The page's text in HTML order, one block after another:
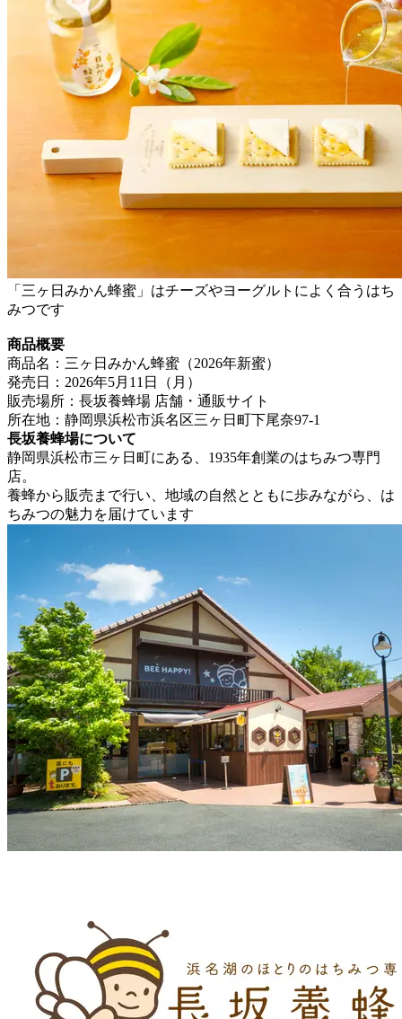
「三ヶ日みかん蜂蜜」はチーズやヨーグルトによく合うはち
みつです
商品概要
商品名：三ヶ日みかん蜂蜜（2026年新蜜）
発売日：2026年5月11日（月）
販売場所：長坂養蜂場 店舗・通販サイト
所在地：静岡県浜松市浜名区三ヶ日町下尾奈97-1
長坂養蜂場について
静岡県浜松市三ヶ日町にある、1935年創業のはちみつ専門
店。
養蜂から販売まで行い、地域の自然とともに歩みながら、は
ちみつの魅力を届けています